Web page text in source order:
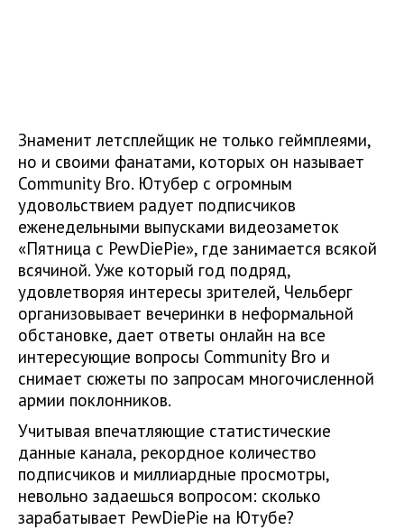
Знаменит летсплейщик не только геймплеями,
но и своими фанатами, которых он называет
Community Bro. Ютубер с огромным
удовольствием радует подписчиков
еженедельными выпусками видеозаметок
«Пятница с PewDiePie», где занимается всякой
всячиной. Уже который год подряд,
удовлетворяя интересы зрителей, Чельберг
организовывает вечеринки в неформальной
обстановке, дает ответы онлайн на все
интересующие вопросы Community Bro и
снимает сюжеты по запросам многочисленной
армии поклонников.
Учитывая впечатляющие статистические
данные канала, рекордное количество
подписчиков и миллиардные просмотры,
невольно задаешься вопросом: сколько
зарабатывает PewDiePie на Ютубе?